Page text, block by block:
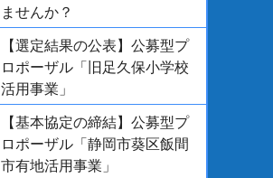
ませんか？
【選定結果の公表】公募型プ
ロポーザル「旧足久保小学校
活用事業」
【基本協定の締結】公募型プ
ロポーザル「静岡市葵区飯間
市有地活用事業」